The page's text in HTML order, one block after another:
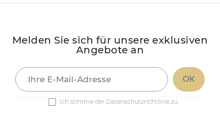
Melden Sie sich für unsere exklusiven
Angebote an
Ich stimme der Datenschutzrichtlinie zu.